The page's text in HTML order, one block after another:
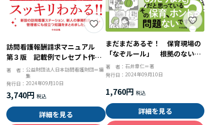
訪問看護報酬請求マニュアル
第３版 記載例でレセプト作
成・請求のポイントがわかる
著 者：公益財団法人日本訪問看護財団＝編
集
発行日：2024年09月10日
3,740円
詳細を見る
まだまだあるぞ！ 保育現場の
「なぞルール」 根拠のない習
慣やルールを見直せば、保育は
もっとよくなる
著 者： 石井章仁＝著
発行日： 2024年09月10日
1,760円
詳細を見る